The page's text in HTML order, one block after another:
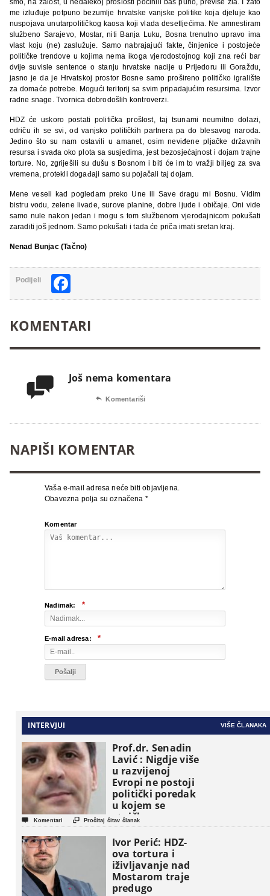
me izluđuje potpuno bezumlje hrvatske vanjske politike koja djeluje kao
nuspojava unutarpolitičkog kaosa koji vlada desetljećima. Ne amnestiram
službeno Sarajevo, Mostar, niti Banja Luku, Bosna trenutno upravo ima
vlast koju (ne) zaslužuje. Samo nabrajajući fakte, činjenice i postojeće
političke trendove u kojima nema ikoga vjerodostojnog koji zna reći bar
dvije suvisle sentence o stanju hrvatske nacije u Prijedoru ili Goraždu,
jasno je da je Hrvatskoj prostor Bosne samo prošireno političko igralište
za domaće potrebe. Mogući teritorij sa svim pripadajućim resursima. Izvor
radne snage. Tvornica dobrodošlih kontroverzi.
HDZ će uskoro postati politička prošlost, taj tsunami neumitno dolazi,
odriču ih se svi, od vanjsko političkih partnera pa do blesavog naroda.
Jedino što su nam ostavili u amanet, osim neviđene pljačke državnih
resursa i svađa oko plota sa susjedima, jest bezosjećajnost i dojam trajne
torture. No, zgriješili su dušu s Bosnom i biti će im to vražji biljeg za sva
vremena, protekli događaji samo su pojačali taj dojam.
Mene veseli kad pogledam preko Une ili Save dragu mi Bosnu. Vidim
bistru vodu, zelene livade, surove planine, dobre ljude i običaje. Oni vide
samo nule nakon jedan i mogu s tom službenom vjerodajnicom pokušati
zaraditi još jednom. Samo pokušati i tada će priča imati sretan kraj.
Nenad Bunjac (Tačno)
Podijeli
KOMENTARI
 Još nema komentara
 Komentariši
NAPIŠI KOMENTAR
Vaša e-mail adresa neće biti objavljena.
Obavezna polja su označena *
Komentar
Nadimak: *
E-mail adresa: *
INTERVJUI VIŠE ČLANAKA
Prof.dr. Senadin
Lavić : Nigdje više
u razvijenoj
Evropi ne postoji
politički poredak
u kojem se
etničke grupe
pojavljuju kao
osnovne
političke jedinice
 Komentari  Pročitaj čitav članak
Ivor Perić: HDZ-
ova tortura i
iživljavanje nad
Mostarom traje
predugo